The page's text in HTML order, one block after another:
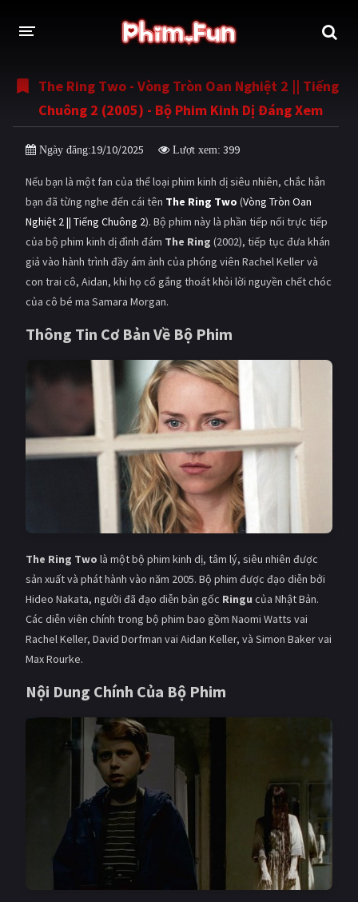
THỂ LOẠI
Thần thoại - Cổ trang Hành động
Tâm lý
Võ thuật - Kiếm hiệp Nhạc kịch
Kinh dị Tội phạm - Hình sự
Phiêu lưu Hài hước
Viễn tưởng Khoa học - Tài liệu
Giật gân Gia đình
Lịch sử
Tiểu sử
DramaTV
Âu - Mỹ Trung Quốc - Hồng Kông
Nhật Bản
Ấn Độ Việt Nam
Tổng hợp
CẬP NHẬT
PHIM CHIẾU RẠP
TUYỂN TẬP PHIM
The Ring Two - Vòng Tròn Oan Nghiệt 2 || Tiếng
Chuông 2 (2005) - Bộ Phim Kinh Dị Đáng Xem
Ngày đăng:19/10/2025 Lượt xem: 399
Nếu bạn là một fan của thể loại phim kinh dị siêu nhiên, chắc hẳn
bạn đã từng nghe đến cái tên The Ring Two (Vòng Tròn Oan
Nghiệt 2 || Tiếng Chuông 2). Bộ phim này là phần tiếp nối trực tiếp
của bộ phim kinh dị đình đám The Ring (2002), tiếp tục đưa khán
giả vào hành trình đầy ám ảnh của phóng viên Rachel Keller và
con trai cô, Aidan, khi họ cố gắng thoát khỏi lời nguyền chết chóc
của cô bé ma Samara Morgan.
Thông Tin Cơ Bản Về Bộ Phim
The Ring Two là một bộ phim kinh dị, tâm lý, siêu nhiên được
sản xuất và phát hành vào năm 2005. Bộ phim được đạo diễn bởi
Hideo Nakata, người đã đạo diễn bản gốc Ringu của Nhật Bản.
Các diễn viên chính trong bộ phim bao gồm Naomi Watts vai
Rachel Keller, David Dorfman vai Aidan Keller, và Simon Baker vai
Max Rourke.
Nội Dung Chính Của Bộ Phim